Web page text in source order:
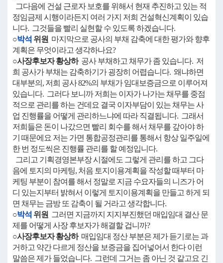
그다음에 건설 근로자 보호를 위해서 현재 추진하고 있는 적
정임금제 시행이라든지 여러 가지 저희 건설혁신계획이 있습
니다. 그것들을 빨리 실현할 수 있도록 하겠습니다.
○박석 위원 마지막으로 공사의 부채 감축에 대한 평가와 향후
계획은 무엇이라고 생각하나요?
○사장후보자 황상하공사 부채하고 채무가 좀 있습니다. 저
희 공사가 부채는 감축하기가 굉장히 어렵습니다. 왜냐하면
대부분의, 저희 공사 82%의 부채가 임대보증금으로 이루어져
있습니다. 그러다 보니까 저희는 이자가 나가는 채무를 중점
적으로 관리를 하는 건데요 결국 이자부담이 있는 채무는 사
업 진행률을 어떻게 관리하느냐에 따라 직결됩니다. 그래서
저희들은 돈이 나갔으면 빨리 회수를 해서 채무를 갚아야 하
기 때문에요 저는 가면 통합공정관리를 통해서 항상 일주일에
한 번 정도씩은 진행률 관리를 할 예정입니다.
그리고 기획경영본부장 시절에도 그렇게 관리를 하고 그다
음에 토지의 마케팅, 처음 토지이용계획을 작성할 때부터 마
케팅 부분이 참여를 해서 정말로 지금 수요자들의 니즈가 어
디 있는지부터 밝혀서 이렇게 토지이용계획을 만들고 하게 되
면 채무는 금방 또 감축이 될 거라고 생각합니다.
○박석 위원 그러면 지금까지 지지부진했던 매입임대 결산 문
제를 어떻게 사장 후보자가 해결할 겁니까?
○사장후보자 황상하매입임대 정산 부분은 제가 듣기로는 과
거하고 약간 다르게 정산을 보증금을 집어넣어서 한다 이런
말씀은 제가 들었습니다. 그런데 그거는 좀 아닌 것 같고요 긴